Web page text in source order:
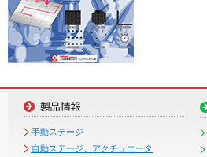
手動ステージ
自動ステージ、アクチュエータ